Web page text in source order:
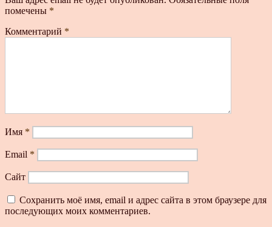
помечены *
Комментарий *
Имя *
Email *
Сайт
Сохранить моё имя, email и адрес сайта в этом браузере для
последующих моих комментариев.